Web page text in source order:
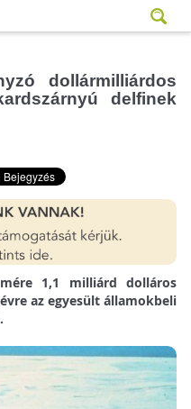
dollármilliárdos
delfinek
1,1 milliárd dolláros
az egyesült államokbeli